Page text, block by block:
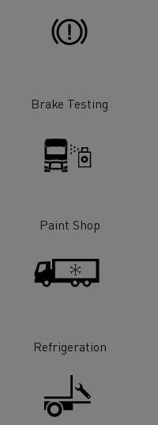
Brake Testing
Paint Shop
Refrigeration